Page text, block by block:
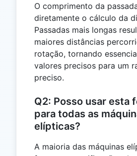
O comprimento da
diretamente o cálculo da
Passadas mais longas
maiores distâncias
rotação, tornando
valores precisos para um
preciso.
Q2: Posso usar esta
para todas as
elípticas?
A maioria das máquinas